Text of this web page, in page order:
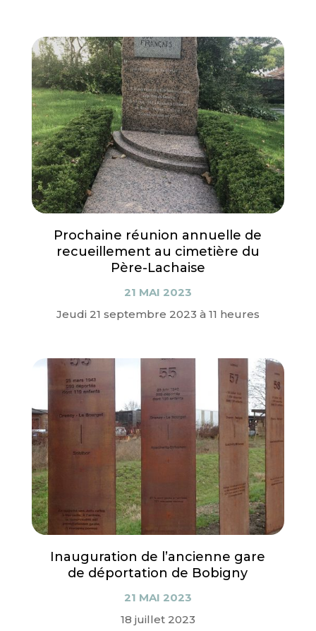
Prochaine réunion annuelle de
recueillement au cimetière du
Père-Lachaise
21 MAI 2023
Jeudi 21 septembre 2023 à 11 heures
Inauguration de l’ancienne gare
de déportation de Bobigny
21 MAI 2023
18 juillet 2023